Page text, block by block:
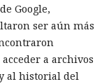
Google,
ser aún más
a archivos
al historial del